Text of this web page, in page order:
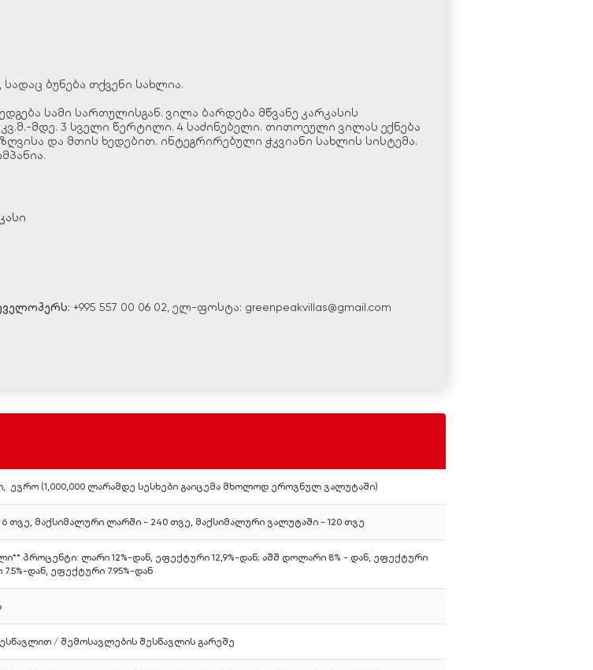
ბუნება თქვენი სახლია.
სამი სართულისგან. ვილა ბარდება მწვანე კარკასის
მდე. 3 სველი წერტილი. 4 საძინებელი. თითოეული ვილას ექნება
და მთის ხედებით. ინტეგრირებული ჭკვიანი სახლის სისტემა.
რემონტით სრული რემონტით
+995 557 00 06 02, ელ-ფოსტა: greenpeakvillas@gmail.com
(1,000,000 ლარამდე სესხები გაიცემა მხოლოდ ეროვნულ ვალუტაში)
თვე, მაქსიმალური ლარში - 240 თვე, მაქსიმალური ვალუტაში - 120 თვე
პროცენტი: ლარი 12%-დან, ეფექტური 12,9%-დან; აშშ დოლარი 8% - დან, ეფექტური
დან, ეფექტური 7.95%-დან
/ შემოსავლების შესწავლის გარეშე